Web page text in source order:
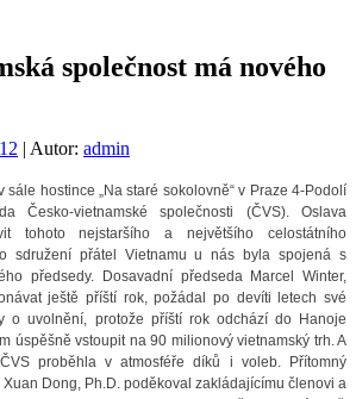
společnost má nového
| Autor: admin
sále hostince „Na staré sokolovně“ v Praze 4-Podolí
Česko-vietnamské společnosti (ČVS). Oslava
tohoto nejstaršího a největšího celostátního
sdružení přátel Vietnamu u nás byla spojená s
předsedy.
Dosavadní předseda Marcel Winter,
ještě příští rok, požádal po devíti letech své
o uvolnění, protože příští rok odchází do Hanoje
úspěšně vstoupit na 90 milionový vietnamský trh. A
proběhla v atmosféře díků i voleb. Přítomný
Dong, Ph.D. poděkoval zakládajícímu členovi a